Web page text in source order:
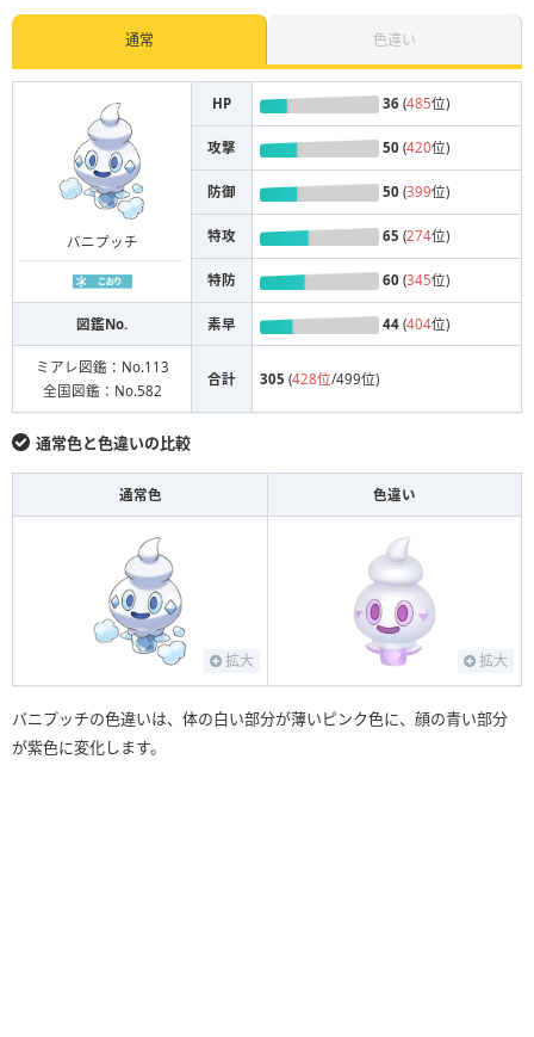
通常 色違い
バニプッチ
HP 36 (485位)
攻撃 50 (420位)
防御 50 (399位)
特攻 65 (274位)
特防 60 (345位)
図鑑No. 素早 44 (404位)
ミアレ図鑑：No.113
全国図鑑：No.582
合計 305 (428位/499位)
通常色と色違いの比較
通常色 色違い
拡大 拡大
バニプッチの色違いは、体の白い部分が薄いピンク色に、顔の青い部分
が紫色に変化します。